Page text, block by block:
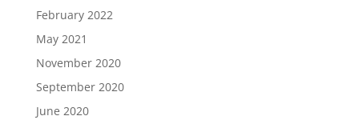
February 2022
May 2021
November 2020
September 2020
June 2020